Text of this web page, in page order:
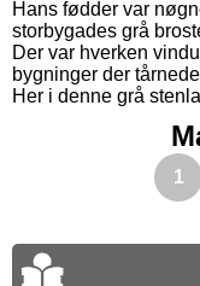
Hans fødder var
storbygades grå
Der var hverken
bygninger der
Her i denne grå
1